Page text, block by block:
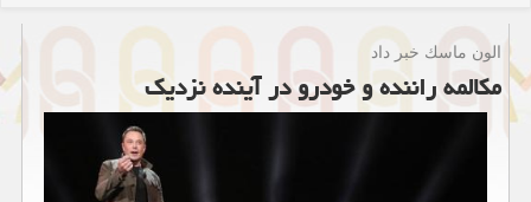
الون ماسك خبر داد
مكالمه راننده و خودرو در آینده نزدیك